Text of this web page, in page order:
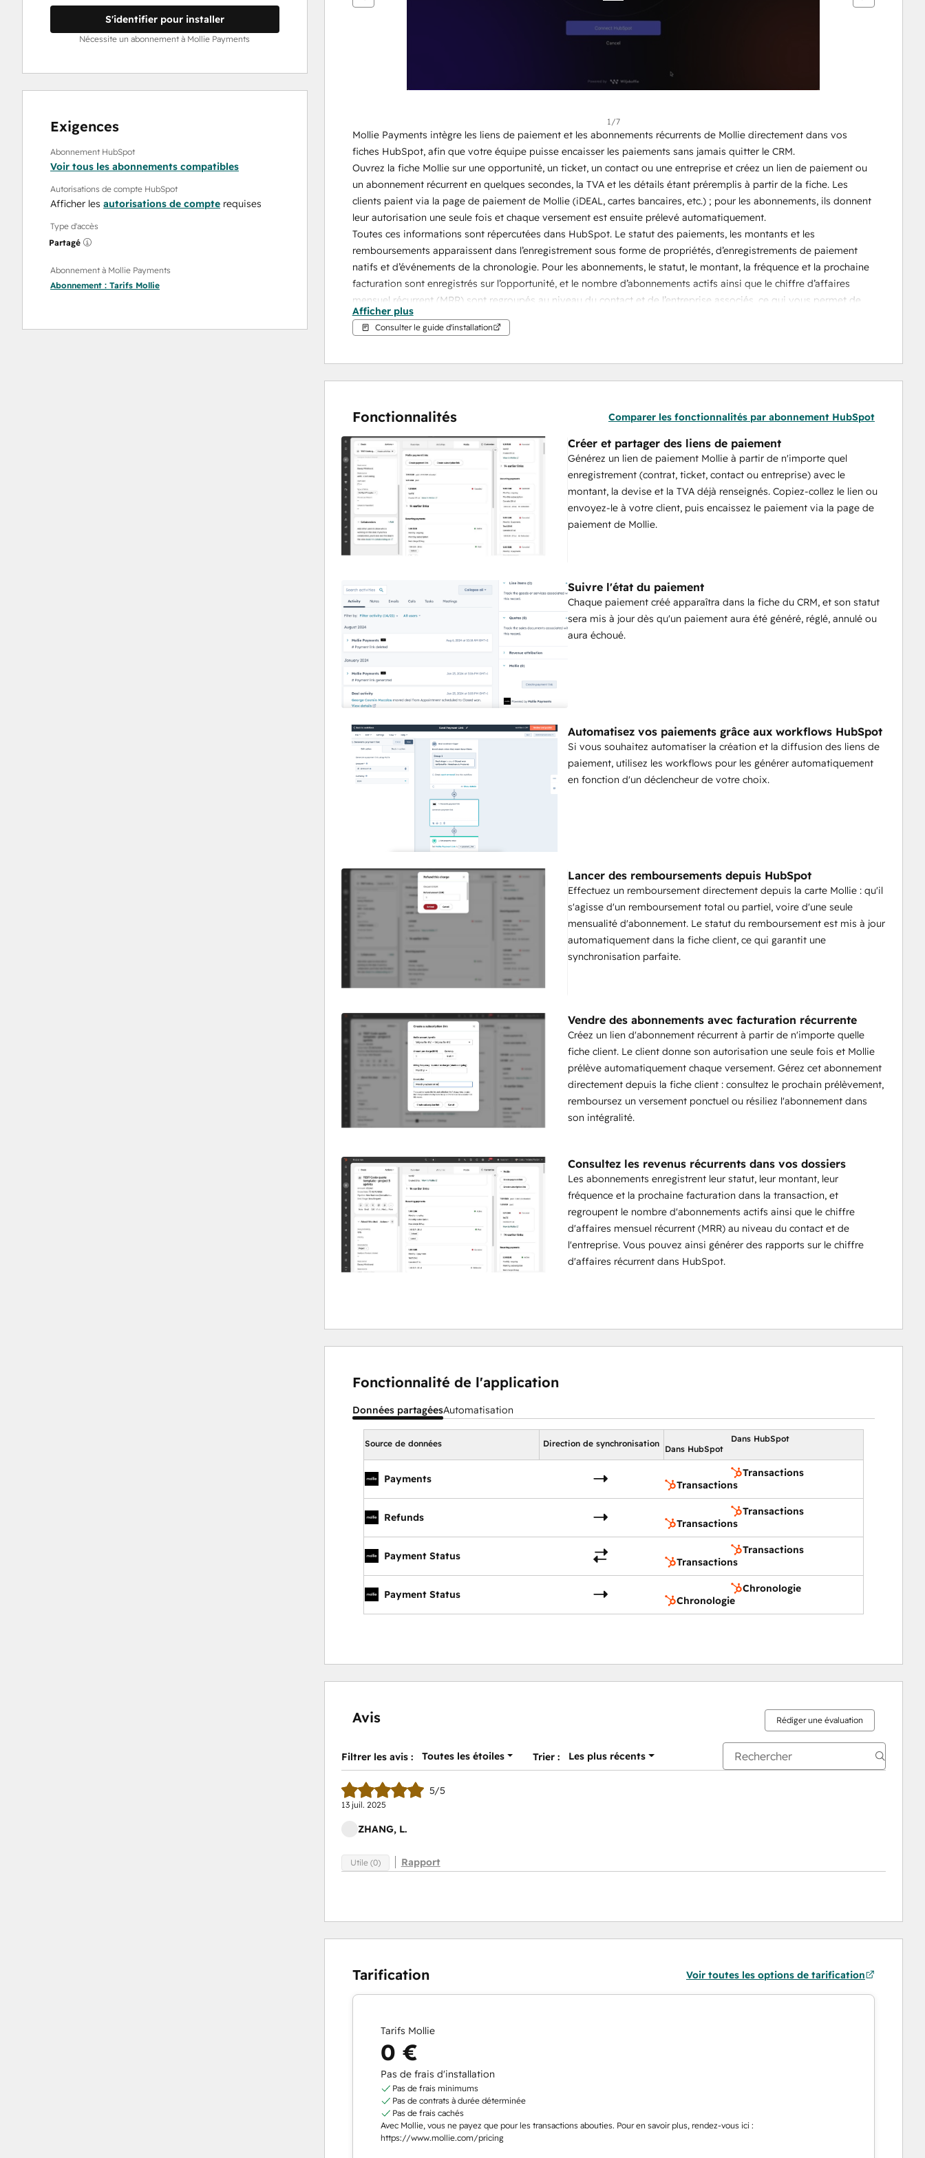
S'identifier pour installer
Nécessite un abonnement à Mollie Payments
Exigences
Abonnement HubSpot
Voir tous les abonnements compatibles
Autorisations de compte HubSpot
Afficher les autorisations de compte requises
Type d'accès
Partagé
Abonnement à Mollie Payments
Abonnement : Tarifs Mollie
éléments
1/7
Mollie Payments intègre les liens de paiement et les abonnements récurrents de Mollie directement dans vos
fiches HubSpot, afin que votre équipe puisse encaisser les paiements sans jamais quitter le CRM.
Ouvrez la fiche Mollie sur une opportunité, un ticket, un contact ou une entreprise et créez un lien de paiement ou
un abonnement récurrent en quelques secondes, la TVA et les détails étant préremplis à partir de la fiche. Les
clients paient via la page de paiement de Mollie (iDEAL, cartes bancaires, etc.) ; pour les abonnements, ils donnent
leur autorisation une seule fois et chaque versement est ensuite prélevé automatiquement.
Toutes ces informations sont répercutées dans HubSpot. Le statut des paiements, les montants et les
remboursements apparaissent dans l’enregistrement sous forme de propriétés, d’enregistrements de paiement
natifs et d’événements de la chronologie. Pour les abonnements, le statut, le montant, la fréquence et la prochaine
facturation sont enregistrés sur l’opportunité, et le nombre d’abonnements actifs ainsi que le chiffre d’affaires
mensuel récurrent (MRR) sont regroupés au niveau du contact et de l’entreprise associés, ce qui vous permet de
suivre les revenus récurrents dans vos propres listes et tableaux de bord HubSpot.
Remboursez un paiement unique ou une mensualité d’abonnement (intégralement ou partiellement) en un clic, et
est gratuite : vous utilisez votre propre compte Mollie et les frais de transaction standard de Mollie, sans frais
supplémentaires de notre part.
Afficher plus
Consulter le guide d'installation
Fonctionnalités Comparer les fonctionnalités par abonnement HubSpot
Créer et partager des liens de paiement
Générez un lien de paiement Mollie à partir de n'importe quel
enregistrement (contrat, ticket, contact ou entreprise) avec le
montant, la devise et la TVA déjà renseignés. Copiez-collez le lien ou
envoyez-le à votre client, puis encaissez le paiement via la page de
paiement de Mollie.
Suivre l'état du paiement
Chaque paiement créé apparaîtra dans la fiche du CRM, et son statut
sera mis à jour dès qu'un paiement aura été généré, réglé, annulé ou
aura échoué.
Automatisez vos paiements grâce aux workflows HubSpot
Si vous souhaitez automatiser la création et la diffusion des liens de
paiement, utilisez les workflows pour les générer automatiquement
en fonction d'un déclencheur de votre choix.
Lancer des remboursements depuis HubSpot
Effectuez un remboursement directement depuis la carte Mollie : qu'il
s'agisse d'un remboursement total ou partiel, voire d'une seule
mensualité d'abonnement. Le statut du remboursement est mis à jour
automatiquement dans la fiche client, ce qui garantit une
synchronisation parfaite.
Vendre des abonnements avec facturation récurrente
Créez un lien d'abonnement récurrent à partir de n'importe quelle
fiche client. Le client donne son autorisation une seule fois et Mollie
prélève automatiquement chaque versement. Gérez cet abonnement
directement depuis la fiche client : consultez le prochain prélèvement,
remboursez un versement ponctuel ou résiliez l'abonnement dans
son intégralité.
Consultez les revenus récurrents dans vos dossiers
Les abonnements enregistrent leur statut, leur montant, leur
fréquence et la prochaine facturation dans la transaction, et
regroupent le nombre d'abonnements actifs ainsi que le chiffre
d'affaires mensuel récurrent (MRR) au niveau du contact et de
l'entreprise. Vous pouvez ainsi générer des rapports sur le chiffre
d'affaires récurrent dans HubSpot.
Fonctionnalité de l'application
Données partagéesAutomatisation
Source de données Direction de synchronisation
Dans HubSpot
Dans HubSpot
Payments
Transactions
Transactions
Refunds
Transactions
Transactions
Payment Status
Transactions
Transactions
Payment Status
Chronologie
Chronologie
Avis Rédiger une évaluation
Filtrer les avis : Toutes les étoiles Trier : Les plus récents
5/5
13 juil. 2025
ZHANG, L.
Utile (0) Rapport
Tarification Voir toutes les options de tarification
Tarifs Mollie
0 €
Pas de frais d'installation
Pas de frais minimums
Pas de contrats à durée déterminée
Pas de frais cachés
Avec Mollie, vous ne payez que pour les transactions abouties. Pour en savoir plus, rendez-vous ici :
https://www.mollie.com/pricing